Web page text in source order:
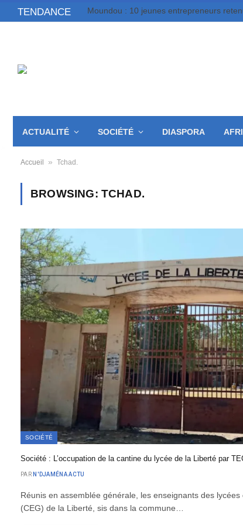
TENDANCE
ACTUALITÉ SOCIÉTÉ DIASPORA
Accueil » Tchad.
BROWSING: TCHAD.
SOCIÉTÉ
Société : L’occupation de la cantine du lycée de la Liberté par
PAR N'DJAMÉNA ACTU
Réunis en assemblée générale, les enseignants des
(CEG) de la Liberté, sis dans la commune…